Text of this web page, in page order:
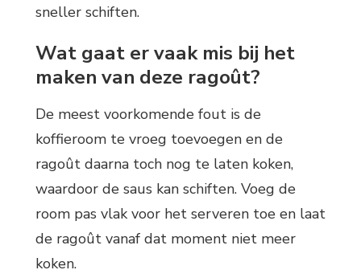
sneller schiften.
Wat gaat er vaak mis bij het
maken van deze ragoût?
De meest voorkomende fout is de
koffieroom te vroeg toevoegen en de
ragoût daarna toch nog te laten koken,
waardoor de saus kan schiften. Voeg de
room pas vlak voor het serveren toe en laat
de ragoût vanaf dat moment niet meer
koken.